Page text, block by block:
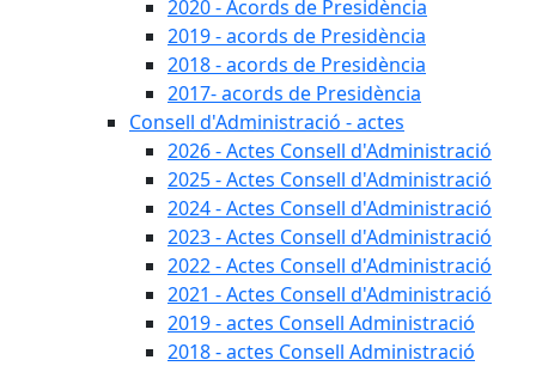
2020 - Acords de Presidència
2019 - acords de Presidència
2018 - acords de Presidència
2017- acords de Presidència
Consell d'Administració - actes
2026 - Actes Consell d'Administració
2025 - Actes Consell d'Administració
2024 - Actes Consell d'Administració
2023 - Actes Consell d'Administració
2022 - Actes Consell d'Administració
2021 - Actes Consell d'Administració
2019 - actes Consell Administració
2018 - actes Consell Administració